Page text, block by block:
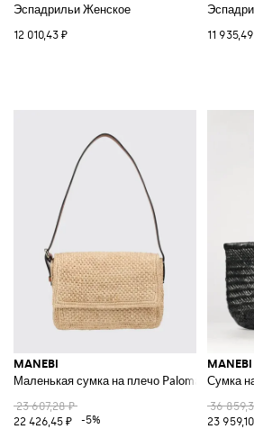
Эспадрильи Женское
12 010,43 ₽ 11
MANEBI
Маленькая сумка на плечо Paloma от из
23 607,28 ₽
22 426,45 ₽
-5%
MANEBI
Сумка
36
23